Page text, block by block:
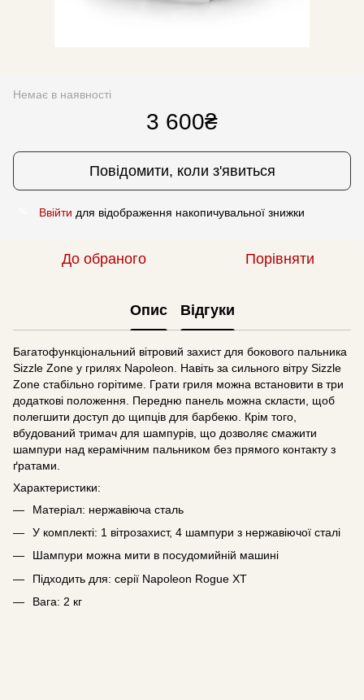
Немає в наявності
3 600₴
Повідомити, коли з'явиться
Ввійти для відображення накопичувальної знижки
До обраного Порівняти
Опис Відгуки
Багатофункціональний вітровий захист для бокового пальника
Sizzle Zone у грилях Napoleon. Навіть за сильного вітру Sizzle
Zone стабільно горітиме. Грати гриля можна встановити в три
додаткові положення. Передню панель можна скласти, щоб
полегшити доступ до щипців для барбекю. Крім того,
вбудований тримач для шампурів, що дозволяє смажити
шампури над керамічним пальником без прямого контакту з
ґратами.
Характеристики:
Матеріал: нержавіюча сталь
У комплекті: 1 вітрозахист, 4 шампури з нержавіючої сталі
Шампури можна мити в посудомийній машині
Підходить для: серії Napoleon Rogue XT
Вага: 2 кг